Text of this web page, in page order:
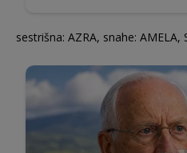
sestrišna: AZRA, snahe: AMELA,